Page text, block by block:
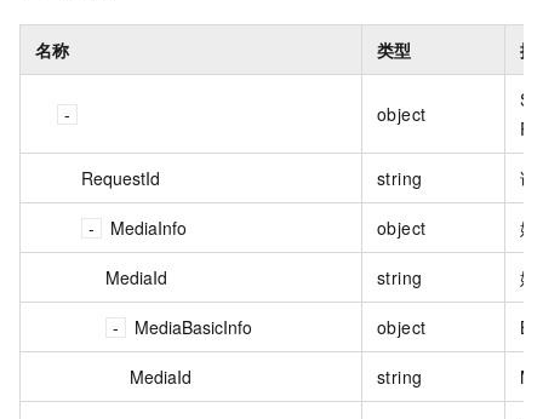
名称 类型 描
object
RequestId string 请
MediaInfo object 媒
MediaId string 媒
MediaBasicInfo object
MediaId string